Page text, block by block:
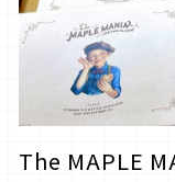
The MAPLE